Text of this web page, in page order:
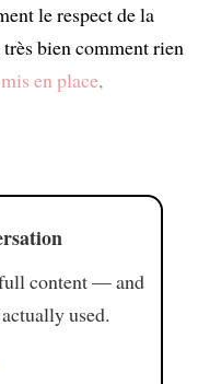
le respect de la
bien comment rien
en place,
content — and
used.